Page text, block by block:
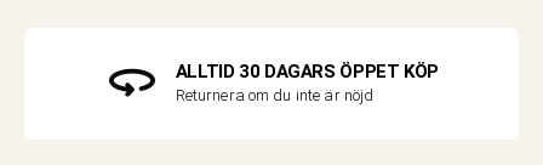
ALLTID 30 DAGARS ÖPPET KÖP
Returnera om du inte är nöjd